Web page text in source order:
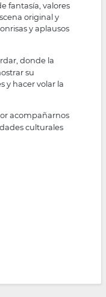
fantasía, valores
original y
y aplausos
donde la
su
y hacer volar la
acompañarnos
culturales